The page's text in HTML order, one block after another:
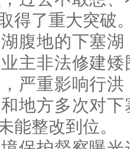
得了重大突破
地的下塞湖
主非法修建
严重影响行
地方多次对
能整改到位。